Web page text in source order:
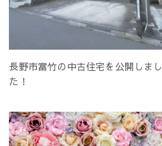
長野市富竹の中古住宅を公開しまし
た！